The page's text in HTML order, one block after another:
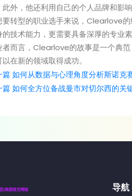
此外，他还利用自己的个人品牌和影
要转型的职业选手来说，Clearlove
的技术能力，更需要具备深厚的专业
者而言，Clearlove的故事是一个典
在新的领域取得成功。
篇 如何从数据与心理角度分析斯诺克
篇 如何全方位备战曼市对切尔西的关
导航